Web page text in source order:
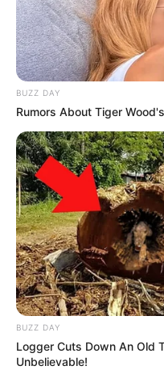
BUZZ DAY
Rumors About Tiger
BUZZ DAY
Logger Cuts Down An Old
Unbelievable!